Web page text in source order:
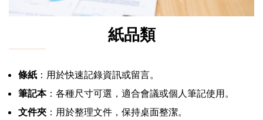
紙品類
條紙 ：用於快速記錄資訊或留言。
筆記本：各種尺寸可選，適合會議或個人筆記使用。
文件夾 ：用於整理文件，保持桌面整潔。